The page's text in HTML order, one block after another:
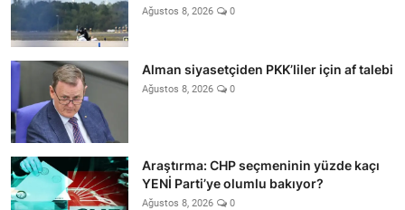
Ağustos 8, 2026 0
Alman siyasetçiden PKK’liler için af talebi
Ağustos 8, 2026 0
Araştırma: CHP seçmeninin yüzde kaçı
YENİ Parti’ye olumlu bakıyor?
Ağustos 8, 2026 0